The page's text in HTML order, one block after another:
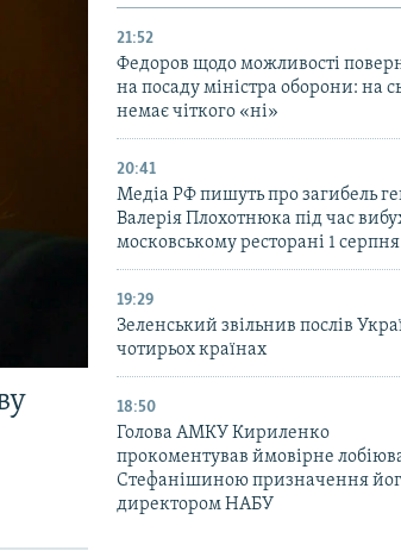
21:52
Федоров щодо можливості
на посаду міністра оборони: на
немає чіткого «ні»
20:41
Медіа РФ пишуть про загибель
Валерія Плохотнюка під час
московському ресторані 1 серпня
19:29
Зеленський звільнив послів
чотирьох країнах
18:50
Голова АМКУ Кириленко
прокоментував ймовірне
Стефанішиною призначення
директором НАБУ